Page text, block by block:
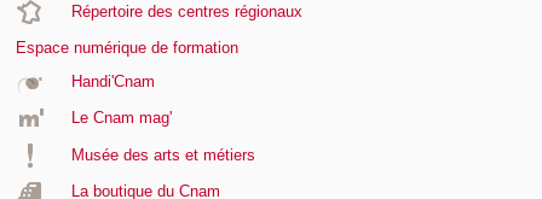
Répertoire des centres régionaux
Espace numérique de formation
Handi'Cnam
Le Cnam mag'
Musée des arts et métiers
La boutique du Cnam